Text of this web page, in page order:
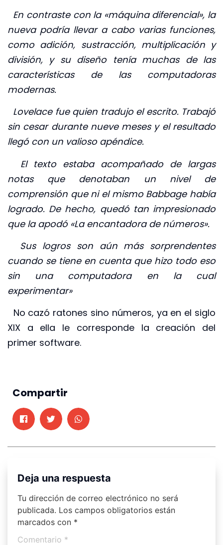
En contraste con la «máquina diferencial», la
nueva podría llevar a cabo varias funciones,
como adición, sustracción, multiplicación y
división, y su diseño tenía muchas de las
características de las computadoras
modernas.
Lovelace fue quien tradujo el escrito. Trabajó
sin cesar durante nueve meses y el resultado
llegó con un valioso apéndice.
El texto estaba acompañado de largas
notas que denotaban un nivel de
comprensión que ni el mismo Babbage había
logrado. De hecho, quedó tan impresionado
que la apodó «La encantadora de números».
Sus logros son aún más sorprendentes
cuando se tiene en cuenta que hizo todo eso
sin una computadora en la cual
experimentar»
No cazó ratones sino números, ya en el siglo
XIX a ella le corresponde la creación del
primer software.
Compartir
Deja una respuesta
Tu dirección de correo electrónico no será
publicada. Los campos obligatorios están
marcados con *
Comentario *